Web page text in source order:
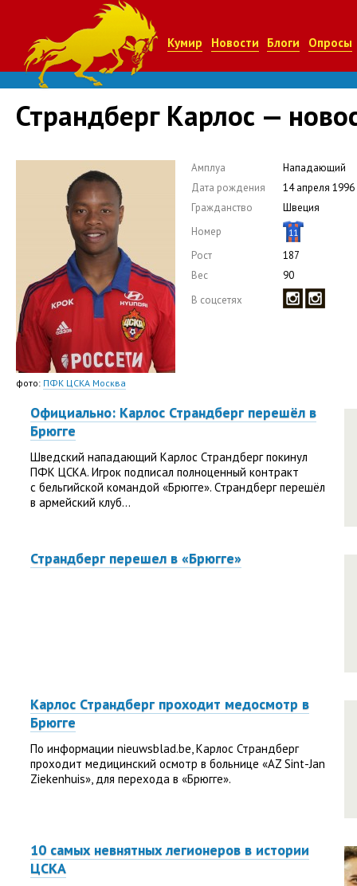
Кумир Новости Блоги Опросы
Страндберг Карлос —
фото: ПФК ЦСКА Москва
Амплуа
Нападающий
Дата рождения
14 апреля 1996
Гражданство
Швеция
Номер
11
Рост
187
Вес
90
В соцсетях
Официально: Карлос Страндберг перешёл в
Брюгге
Шведский нападающий Карлос Страндберг покинул
ПФК ЦСКА. Игрок подписал полноценный контракт
с бельгийской командой «Брюгге». Страндберг перешёл
в армейский клуб...
Страндберг перешел в «Брюгге»
Карлос Страндберг проходит медосмотр в
Брюгге
По информации nieuwsblad.be, Карлос Страндберг
проходит медицинский осмотр в больнице «AZ Sint-Jan
Ziekenhuis», для перехода в «Брюгге».
10 самых невнятных легионеров в истории
ЦСКА